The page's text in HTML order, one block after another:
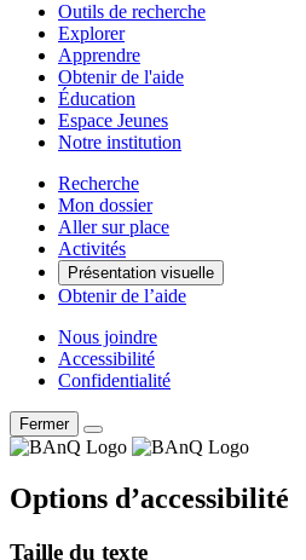
Outils de recherche
Explorer
Apprendre
Obtenir de l'aide
Éducation
Espace Jeunes
Notre institution
Recherche
Mon dossier
Aller sur place
Activités
Présentation visuelle
Obtenir de l’aide
Nous joindre
Accessibilité
Confidentialité
Fermer
Options d’accessibilité
Taille du texte